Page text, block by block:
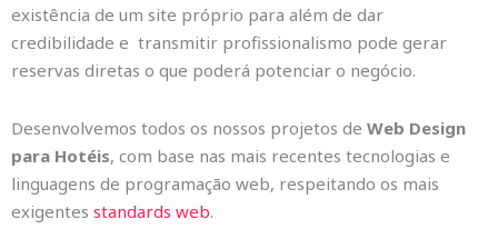
existência de um site próprio para além de dar
credibilidade e transmitir profissionalismo pode gerar
reservas diretas o que poderá potenciar o negócio.
Desenvolvemos todos os nossos projetos de Web Design
para Hotéis, com base nas mais recentes tecnologias e
linguagens de programação web, respeitando os mais
exigentes standards web.